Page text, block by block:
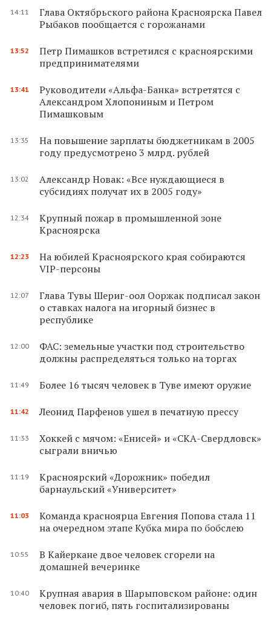
14:11
Глава Октябрьского района Красноярска Павел
Рыбаков пообщается с горожанами
13:52
Петр Пимашков встретился с красноярскими
предпринимателями
13:41
Руководители «Альфа-Банка» встретятся с
Александром Хлопониным и Петром
Пимашковым
13:35
На повышение зарплаты бюджетникам в 2005
году предусмотрено 3 млрд. рублей
13:02
Александр Новак: «Все нуждающиеся в
субсидиях получат их в 2005 году»
12:34
Крупный пожар в промышленной зоне
Красноярска
12:23
На юбилей Красноярского края собираются
VIP-персоны
12:07
Глава Тувы Шериг-оол Ооржак подписал закон
о ставках налога на игорный бизнес в
республике
12:00
ФАС: земельные участки под строительство
должны распределяться только на торгах
11:49 Более 16 тысяч человек в Туве имеют оружие
11:42 Леонид Парфенов ушел в печатную прессу
11:33
Хоккей с мячом: «Енисей» и «СКА-Свердловск»
сыграли вничью
11:19
Красноярский «Дорожник» победил
барнаульский «Университет»
11:03
Команда красноярца Евгения Попова стала 11
на очередном этапе Кубка мира по бобслею
10:55
В Кайеркане двое человек сгорели на
домашней вечеринке
10:40
Крупная авария в Шарыповском районе: один
человек погиб, пять госпитализированы